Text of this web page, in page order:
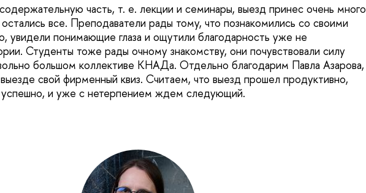
часть, т. е. лекции и семинары, выезд принес очень много
все. Преподаватели рады тому, что познакомились со своими
увидели понимающие глаза и ощутили благодарность уже не
Студенты тоже рады очному знакомству, они почувствовали силу
большом коллективе КНАДа. Отдельно благодарим Павла Азарова,
свой фирменный квиз. Считаем, что выезд прошел продуктивно,
успешно, и уже с нетерпением ждем следующий.